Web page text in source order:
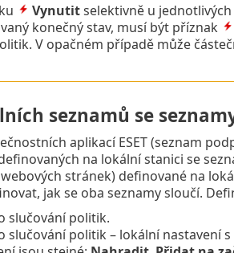
Vynutitselektivně u
konečný stav, musí být příznak
V opačném případě může
seznamů se
aplikací ESET (seznam
na lokální stanici se
stránek) definované na
jak se oba seznamy sloučí.
slučování politik.
slučování politik – lokální nastavení